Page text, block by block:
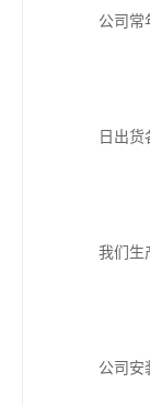
公司常
日出货
我们生
公司安